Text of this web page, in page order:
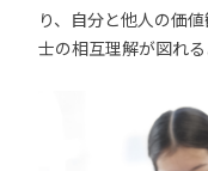
り、自分と他人の価
士の相互理解が図れる